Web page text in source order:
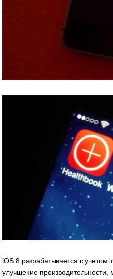
iOS 8 разрабатывается с учетом
улучшение производительности,